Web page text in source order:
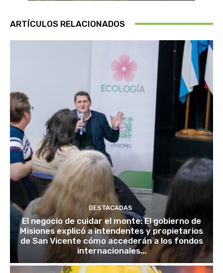
ARTÍCULOS RELACIONADOS
DESTACADAS
El negocio de cuidar el monte: El gobierno de
Misiones explicó a intendentes y propietarios
de San Vicente cómo accederán a los fondos
internacionales...